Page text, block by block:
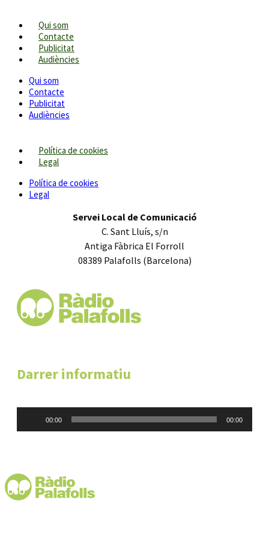
Qui som
Contacte
Publicitat
Audiències
Qui som
Contacte
Publicitat
Audiències
Política de cookies
Legal
Política de cookies
Legal
Servei Local de Comunicació
C. Sant Lluís, s/n
Antiga Fàbrica El Forroll
08389 Palafolls (Barcelona)
Darrer informatiu
00:00 00:00